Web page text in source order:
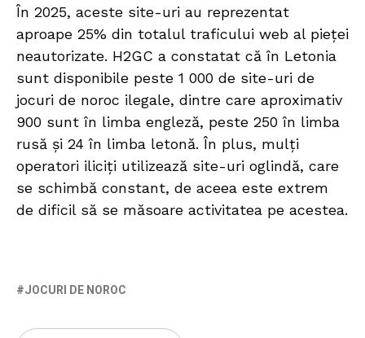
În 2025, aceste site-uri au reprezentat
aproape 25% din totalul traficului web al pieței
neautorizate. H2GC a constatat că în Letonia
sunt disponibile peste 1 000 de site-uri de
jocuri de noroc ilegale, dintre care aproximativ
900 sunt în limba engleză, peste 250 în limba
rusă și 24 în limba letonă. În plus, mulți
operatori iliciți utilizează site-uri oglindă, care
se schimbă constant, de aceea este extrem
de dificil să se măsoare activitatea pe acestea.
JOCURI DE NOROC